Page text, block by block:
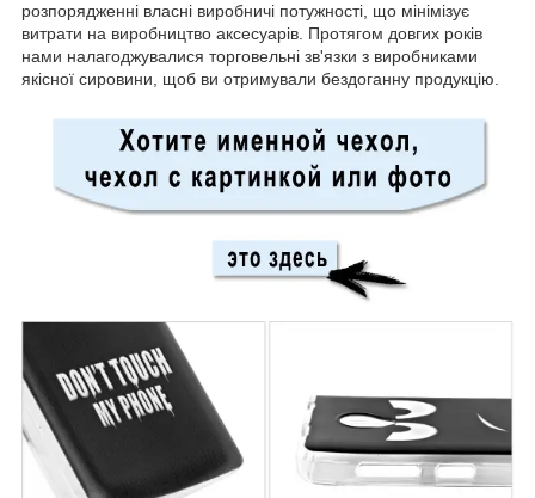
розпорядженні власні виробничі потужності, що мінімізує
витрати на виробництво аксесуарів. Протягом довгих років
нами налагоджувалися торговельні зв'язки з виробниками
якісної сировини, щоб ви отримували бездоганну продукцію.